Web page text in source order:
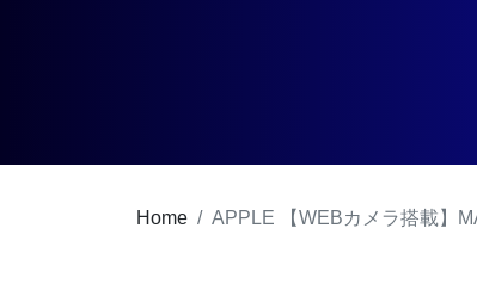
Home APPLE 【WEBカメラ搭載】